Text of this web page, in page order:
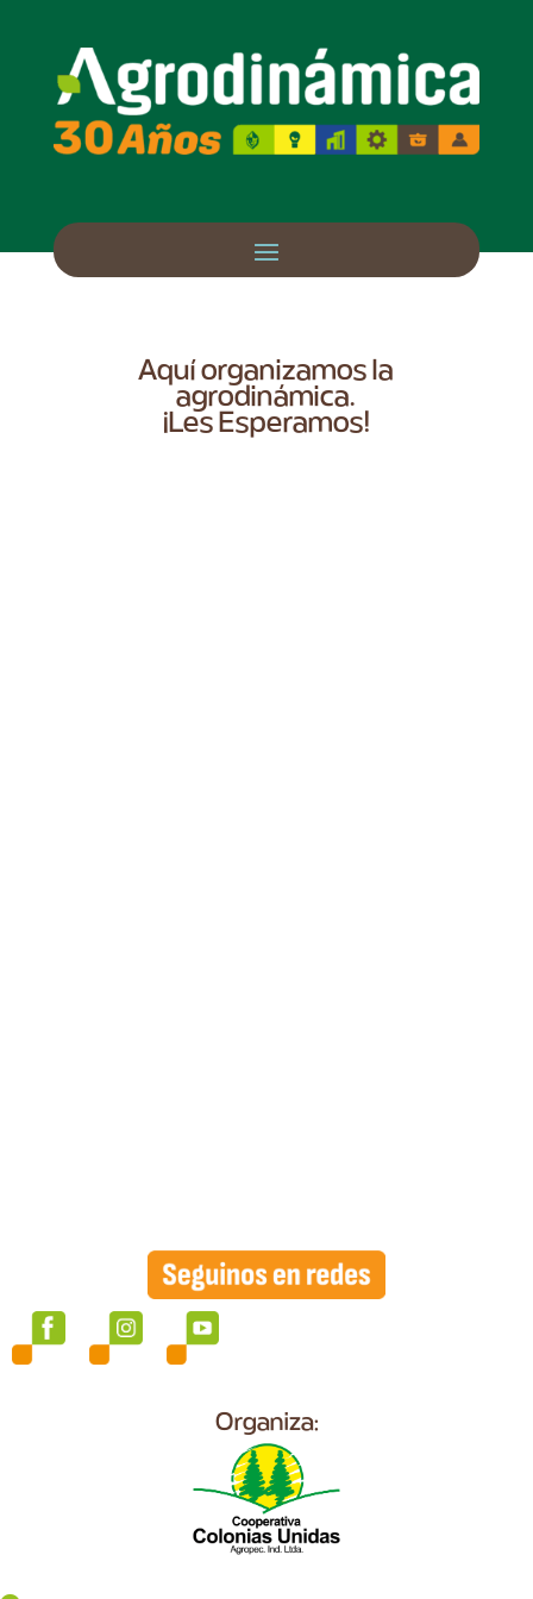
Aquí organizamos la
agrodinámica.
¡Les Esperamos!
Organiza: